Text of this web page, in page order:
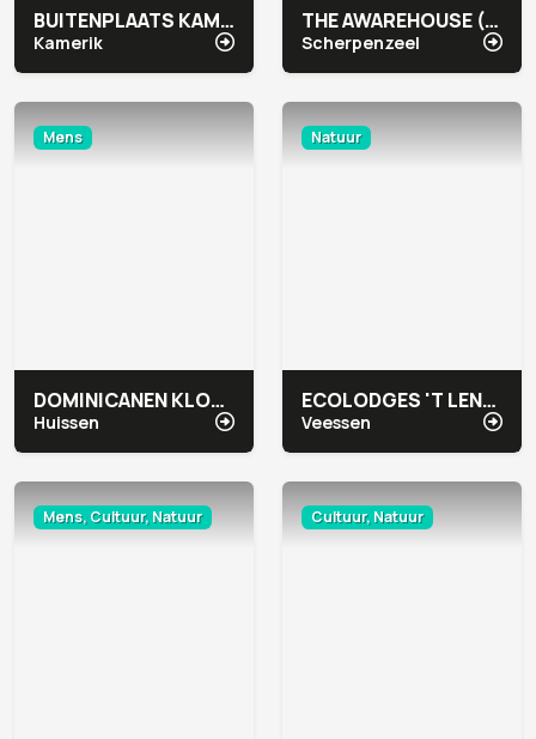
BUITENPLAATS KAMERYCK
Kamerik
THE AWAREHOUSE (INTERFACE)
Scherpenzeel
Mens
DOMINICANEN KLOOSTER
Huissen
Natuur
ECOLODGES 'T LENNEPSERF
Veessen
Mens, Cultuur, Natuur Cultuur, Natuur